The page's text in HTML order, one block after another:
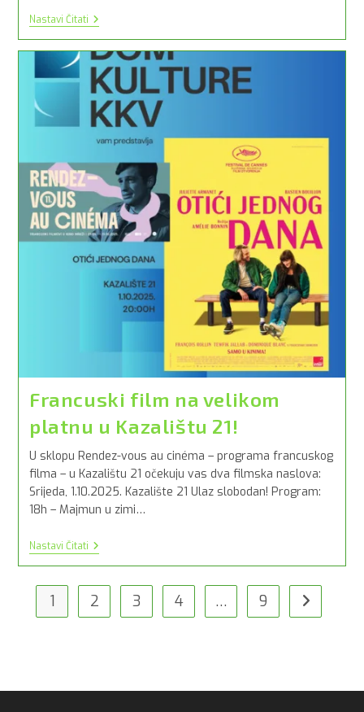
Nastavi ČitatiSisak
U
Listopadu
Domaćin
Kvalifikacijske
Rukometne
Utakmice
Za
Europsko
Prvenstvo
2026.
Francuski film na velikom
platnu u Kazalištu 21!
U sklopu Rendez-vous au cinéma – programa francuskog
filma – u Kazalištu 21 očekuju vas dva filmska naslova:
Srijeda, 1.10.2025. Kazalište 21 Ulaz slobodan! Program:
18h – Majmun u zimi…
Nastavi ČitatiFrancuski
Film
Na
Velikom
Platnu
U
1 2 3 4 … 9 Idi na